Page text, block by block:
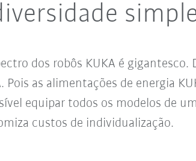
dos robôs KUKA é
Pois as alimentações de energia
equipar todos os modelos de
custos de individualização.